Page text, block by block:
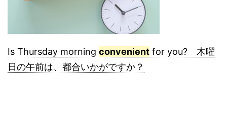
Is Thursday morning convenient for you? 木曜
日の午前は、都合いかがですか？